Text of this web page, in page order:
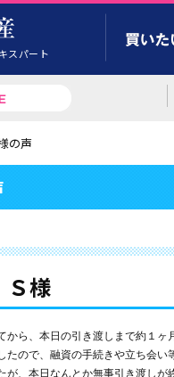
スパート
の声
様
から、本日の引き渡しまで約１ヶ
たので、融資の手続きや立ち会い
が、本日なんとか無事引き渡しが